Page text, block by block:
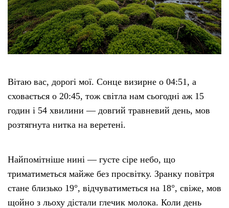
Вітаю вас, дорогі мої. Сонце визирне о 04:51, а
сховається о 20:45, тож світла нам сьогодні аж 15
годин і 54 хвилини — довгий травневий день, мов
розтягнута нитка на веретені.
Найпомітніше нині — густе сіре небо, що
триматиметься майже без просвітку. Зранку повітря
стане близько 19°, відчуватиметься на 18°, свіже, мов
щойно з льоху дістали глечик молока. Коли день